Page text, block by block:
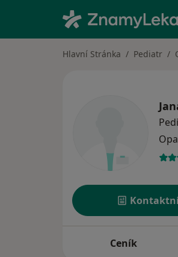
Hlavní Stránka Pediatr
Ceník